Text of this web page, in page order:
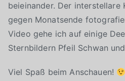
beieinander. Der interstellare
gegen Monatsende
Video gehe ich auf einige
Sternbildern Pfeil Schwan
Viel Spaß beim Anschauen!